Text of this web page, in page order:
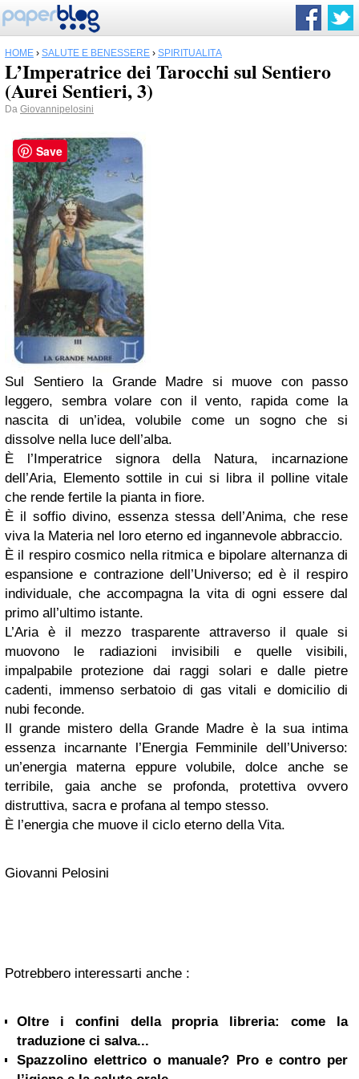
HOME › SALUTE E BENESSERE › SPIRITUALITÀ
L’Imperatrice dei Tarocchi sul Sentiero
(Aurei Sentieri, 3)
Da Giovannipelosini
Sul Sentiero la Grande Madre si muove con passo
leggero, sembra volare con il vento, rapida come la
nascita di un’idea, volubile come un sogno che si
dissolve nella luce dell’alba.
È l’Imperatrice signora della Natura, incarnazione
dell’Aria, Elemento sottile in cui si libra il polline vitale
che rende fertile la pianta in fiore.
È il soffio divino, essenza stessa dell’Anima, che rese
viva la Materia nel loro eterno ed ingannevole abbraccio.
È il respiro cosmico nella ritmica e bipolare alternanza di
espansione e contrazione dell’Universo; ed è il respiro
individuale, che accompagna la vita di ogni essere dal
primo all’ultimo istante.
L’Aria è il mezzo trasparente attraverso il quale si
muovono le radiazioni invisibili e quelle visibili,
impalpabile protezione dai raggi solari e dalle pietre
cadenti, immenso serbatoio di gas vitali e domicilio di
nubi feconde.
Il grande mistero della Grande Madre è la sua intima
essenza incarnante l’Energia Femminile dell’Universo:
un’energia materna eppure volubile, dolce anche se
terribile, gaia anche se profonda, protettiva ovvero
distruttiva, sacra e profana al tempo stesso.
È l’energia che muove il ciclo eterno della Vita.
Giovanni Pelosini
Potrebbero interessarti anche :
Oltre i confini della propria libreria: come la
traduzione ci salva...
Spazzolino elettrico o manuale? Pro e contro per
Save